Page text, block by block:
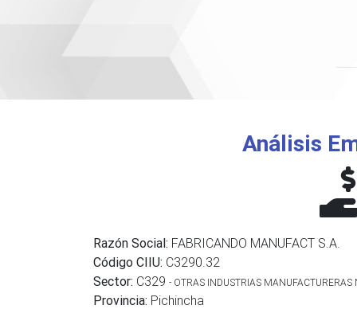
Análisis
Razón Social: FABRICANDO MANUFACT S.A.
Código CIIU: C3290.32
Sector: C329 - OTRAS INDUSTRIAS MANUFACTURERAS
Provincia: Pichincha